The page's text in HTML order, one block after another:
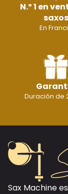
N.º 1 en
saxos
En
Duración de
Sax Machine